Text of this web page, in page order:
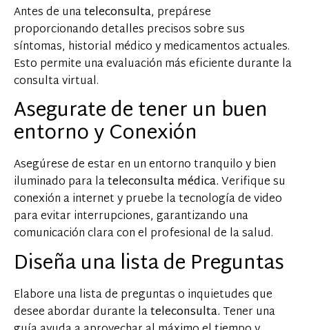
Antes de unateleconsulta, prepárese
proporcionando detalles precisos sobre sus
síntomas, historial médico y medicamentos actuales.
Esto permite una evaluación más eficiente durante la
consulta virtual.
Asegurate de tener un buen
entorno y Conexión
Asegúrese de estar en un entorno tranquilo y bien
iluminado para lateleconsulta médica.Verifique su
conexión a internet y pruebe la tecnología de video
para evitar interrupciones, garantizando una
comunicación clara con el profesional de la salud.
Diseña una lista de Preguntas
Elabore una lista de preguntas o inquietudes que
desee abordar durante lateleconsulta. Tener una